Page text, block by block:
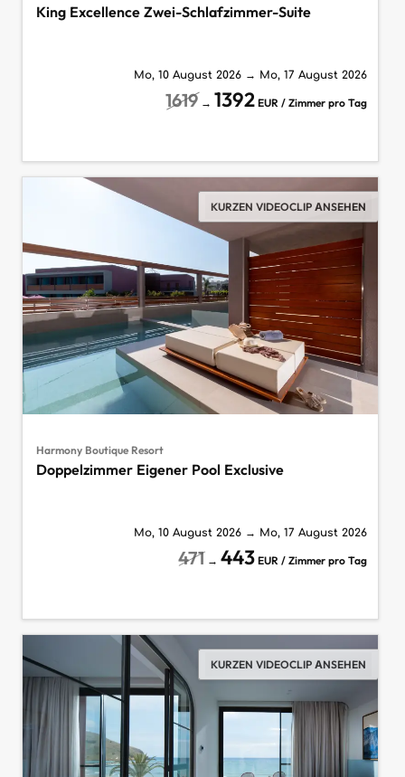
King Excellence Zwei-Schlafzimmer-Suite
Mo, 10 August 2026 → Mo, 17 August 2026
1619 → 1392 EUR / Zimmer pro Tag
Harmony Boutique Resort
Doppelzimmer Eigener Pool Exclusive
Mo, 10 August 2026 → Mo, 17 August 2026
471 →443 EUR / Zimmer pro Tag
KURZEN VIDEOCLIP ANSEHEN
KURZEN VIDEOCLIP ANSEHEN